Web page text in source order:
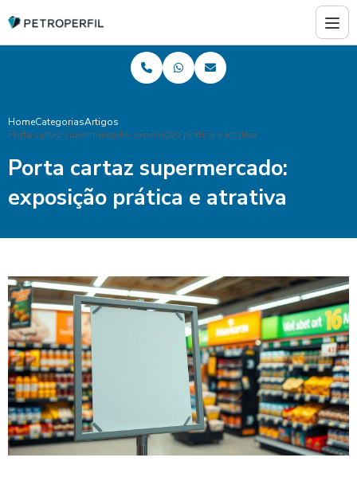
HomeCategoriasArtigos
Porta cartaz supermercado: exposição prática e atrativa
Porta cartaz supermercado:
exposição prática e atrativa